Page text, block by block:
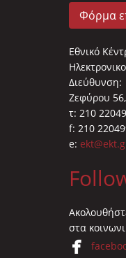
Φόρμα
Εθνικό
Διεύθυνση:
Ζεφύρου
τ: 210
f: 210
e:
στα